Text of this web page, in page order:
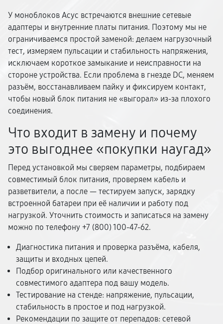
У моноблоков Асус встречаются внешние сетевые
адаптеры и внутренние платы питания. Поэтому мы не
ограничиваемся простой заменой: делаем нагрузочный
тест, измеряем пульсации и стабильность напряжения,
исключаем короткое замыкание и неисправности на
стороне устройства. Если проблема в гнезде DC, меняем
разъём, восстанавливаем пайку и фиксируем контакт,
чтобы новый блок питания не «выгорал» из-за плохого
соединения.
Что входит в замену и почему
это выгоднее «покупки наугад»
Перед установкой мы сверяем параметры, подбираем
совместимый блок питания, проверяем кабель и
разветвители, а после — тестируем запуск, зарядку
встроенной батареи при её наличии и работу под
нагрузкой. Уточнить стоимость и записаться на замену
можно по телефону +7 (800) 100-47-62.
Диагностика питания и проверка разъёма, кабеля,
защиты и входных цепей.
Подбор оригинального или качественного
совместимого адаптера под вашу модель.
Тестирование на стенде: напряжение, пульсации,
стабильность в простое и под нагрузкой.
Рекомендации по защите от перепадов: сетевой